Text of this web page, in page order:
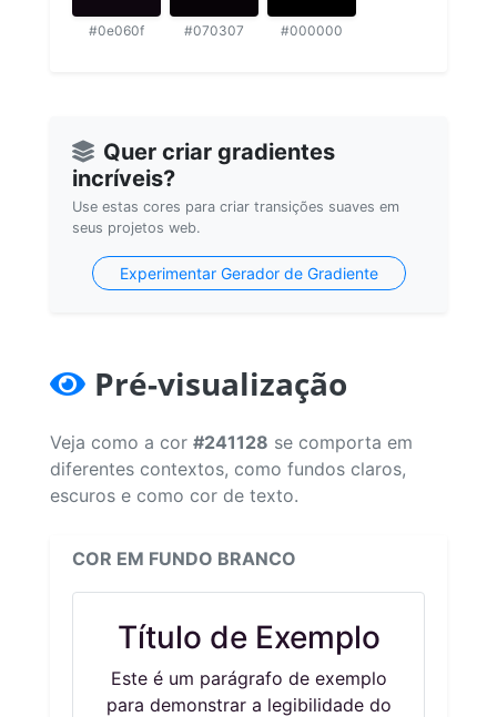
#0e060f #070307 #000000
Quer criar gradientes
incríveis?
Use estas cores para criar transições suaves em
seus projetos web.
Experimentar Gerador de Gradiente
Pré-visualização
Veja como a cor #241128 se comporta em
diferentes contextos, como fundos claros,
escuros e como cor de texto.
COR EM FUNDO BRANCO
Título de Exemplo
Este é um parágrafo de exemplo
para demonstrar a legibilidade do